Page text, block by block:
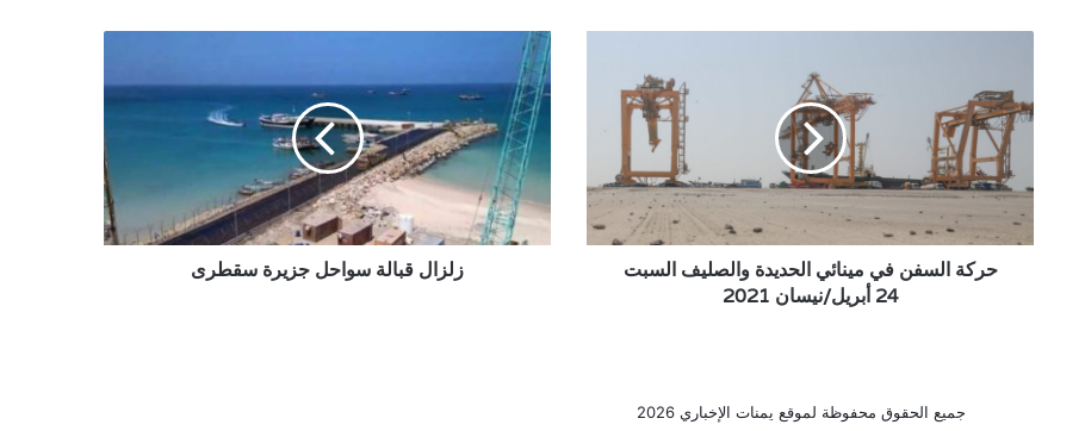
مينائي
الحديدة
والصليف
السبت
24
أبريل/
نيسانحركة السفن في مينائي الحديدة والصليف السبت
24 أبريل/نيسان 2021
زلزال
قبالة
سواحل
جزيرة
سقطرى
زلزال قبالة سواحل جزيرة سقطرى
جميع الحقوق محفوظة لموقع يمنات الإخباري 2026